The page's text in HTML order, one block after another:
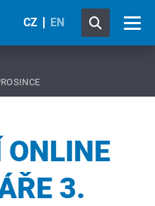
CZ EN
ONLINE
3.